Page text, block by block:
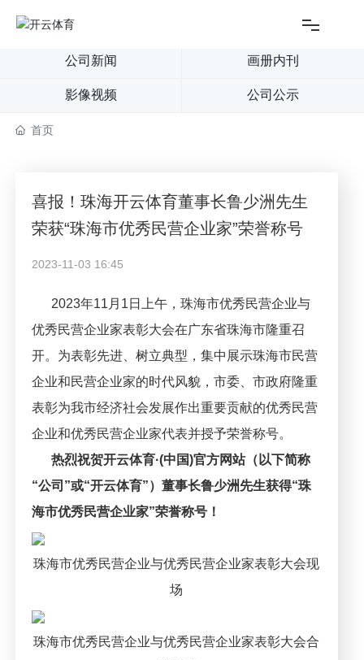
关于开云体育
产品中心
新闻中心
投资者
公司新闻 画册内刊
影像视频 公司公示
首页
喜报！珠海开云体育董事长鲁少洲先生
荣获“珠海市优秀民营企业家”荣誉称号
2023-11-03 16:45
2023年11月1日上午，珠海市优秀民营企业与
优秀民营企业家表彰大会在广东省珠海市隆重召
开。为表彰先进、树立典型，集中展示珠海市民营
企业和民营企业家的时代风貌，市委、市政府隆重
表彰为我市经济社会发展作出重要贡献的优秀民营
企业和优秀民营企业家代表并授予荣誉称号。
热烈祝贺开云体育·(中国)官方网站（以下简称
“公司”或“开云体育”）董事长鲁少洲先生获得“珠
海市优秀民营企业家”荣誉称号！
珠海市优秀民营企业与优秀民营企业家表彰大会现
场
珠海市优秀民营企业与优秀民营企业家表彰大会合